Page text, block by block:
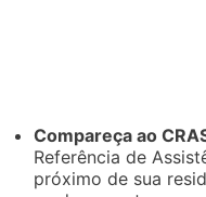
Compareça ao
Referência de
próximo de sua